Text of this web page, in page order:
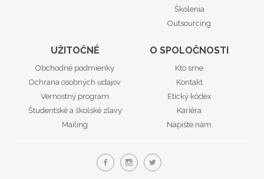
Školenia
Outsourcing
UŽITOČNÉ
Obchodné podmienky
Ochrana osobných udajov
Vernostný program
Študentské a školské zľavy
Mailing
O SPOLOČNOSTI
Kto sme
Kontakt
Etický kódex
Kariéra
Napíšte nám